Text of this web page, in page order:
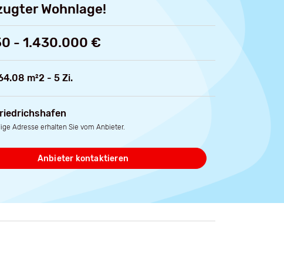
Wohnlage!
- 1.430.000 €
m²2 - 5 Zi.
Adresse erhalten Sie vom Anbieter.
Anbieter kontaktieren